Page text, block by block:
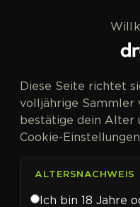
Diese Seite richtet
volljährige Sammler
bestätige dein Alter
Cookie-
ALTERSNACHWEIS
Ich bin 18 Jahre